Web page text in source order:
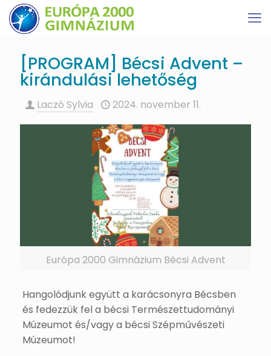
[PROGRAM] Bécsi Advent –
kirándulási lehetőség
Laczó Sylvia 2024. november 11.
Európa 2000 Gimnázium Bécsi Advent
Hangolódjunk együtt a karácsonyra Bécsben
és fedezzük fel a bécsi Természettudományi
Múzeumot és/vagy a bécsi Szépművészeti
Múzeumot!